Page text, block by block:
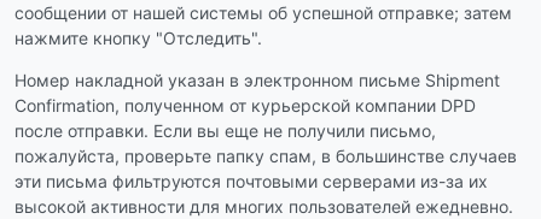
сообщении от нашей системы об успешной отправке; затем
нажмите кнопку "Отследить".
Номер накладной указан в электронном письме Shipment
Confirmation, полученном от курьерской компании DPD
после отправки. Если вы еще не получили письмо,
пожалуйста, проверьте папку спам, в большинстве случаев
эти письма фильтруются почтовыми серверами из-за их
высокой активности для многих пользователей ежедневно.